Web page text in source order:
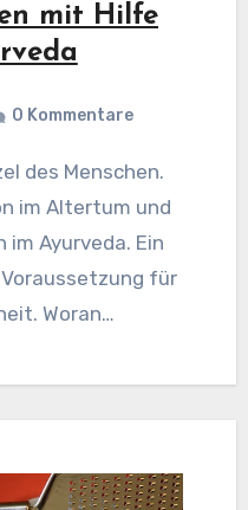
mit Hilfe
0 Kommentare
im Altertum und
Ayurveda. Ein
für
Woran…